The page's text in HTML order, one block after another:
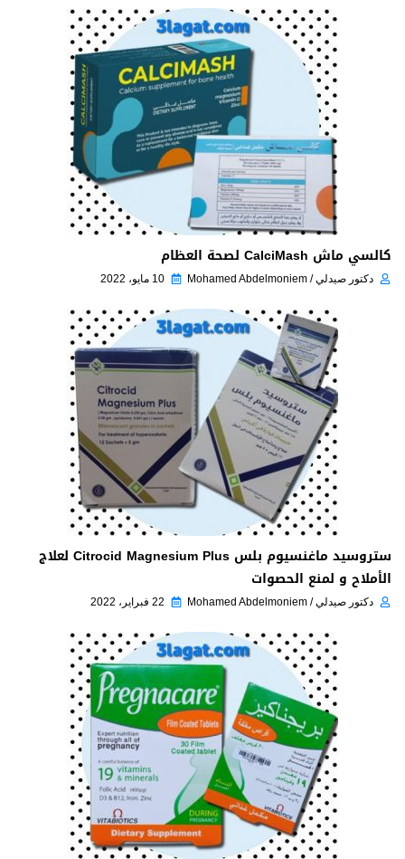
كالسي ماش CalciMash لصحة العظام
دكتور صيدلي / Mohamed Abdelmoniem 10 مايو، 2022
ستروسيد ماغنسيوم بلس Citrocid Magnesium Plus لعلاج
الأملاح و لمنع الحصوات
دكتور صيدلي / Mohamed Abdelmoniem 22 فبراير، 2022